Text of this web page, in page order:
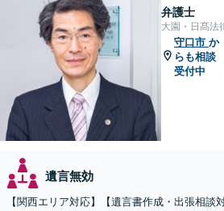
弁護士
大園・日髙法
守口市 か
らも相談
受付中
遺言無効
【関西エリア対応】【遺言書作成・出張相談